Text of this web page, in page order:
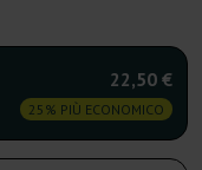
22,50 €
25% PIÙ ECONOMICO